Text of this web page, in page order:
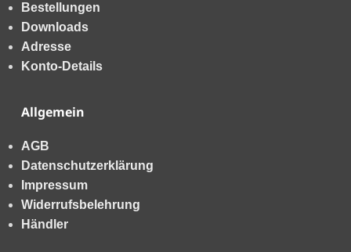
Bestellungen
Downloads
Adresse
Konto-Details
Allgemein
AGB
Datenschutzerklärung
Impressum
Widerrufsbelehrung
Händler